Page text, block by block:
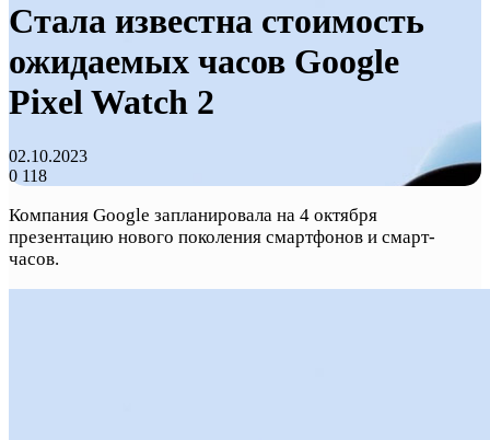
Стала известна стоимость
ожидаемых часов Google
Pixel Watch 2
02.10.2023
0 118
Компания Google запланировала на 4 октября
презентацию нового поколения смартфонов и смарт-
часов.